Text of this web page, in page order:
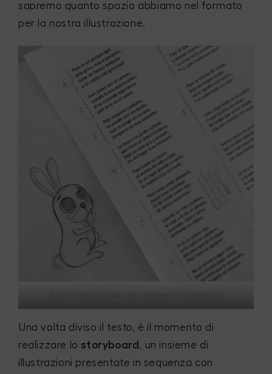
sapremo quanto spazio abbiamo nel formato
per la nostra illustrazione.
Scorrimento del testo nel processo di illustrazione
Una volta diviso il testo, è il momento di
realizzare lo storyboard , un insieme di
illustrazioni presentate in sequenza con